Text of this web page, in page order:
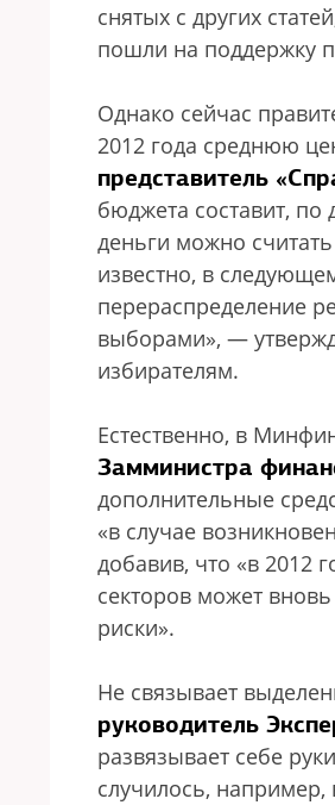
снятых с других
пошли на поддержку
Однако сейчас
2012 года среднюю
представитель
бюджета составит,
деньги можно
известно, в
перераспределение
выборами», —
избирателям.
Естественно, в
Замминистра
дополнительные
«в случае
добавив, что «в 2012
секторов может
риски».
Не связывает
руководитель
развязывает себе
случилось, например,